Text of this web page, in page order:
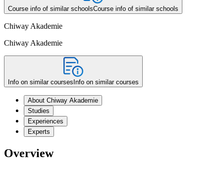
Course info of similar schoolsCourse info of similar schools
Chiway Akademie
Chiway Akademie
Info on similar courses Info on similar courses
About Chiway Akademie
Studies
Experiences
Experts
Overview